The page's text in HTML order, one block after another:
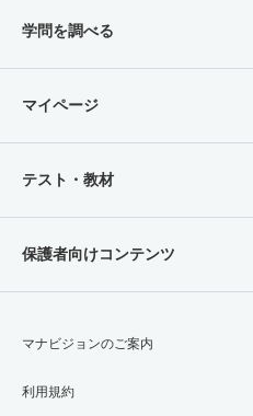
学問を調べる
マイページ
テスト・教材
保護者向けコンテンツ
マナビジョンのご案内
利用規約